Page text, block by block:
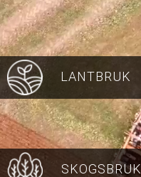
LANTBRUK
SKOGSBRUK